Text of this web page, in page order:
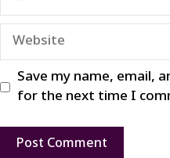
Website
Save my name, email,
for the next time I